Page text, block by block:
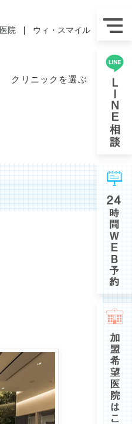
院 ウィ・スマイル
クリニックを選ぶ